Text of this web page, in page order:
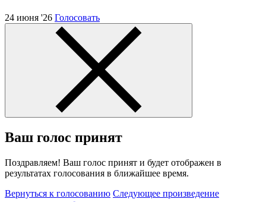
24 июня '26 Голосовать
Ваш голос принят
Поздравляем! Ваш голос принят и будет отображен в
результатах голосования в ближайшее время.
Вернуться к голосованию Следующее произведение